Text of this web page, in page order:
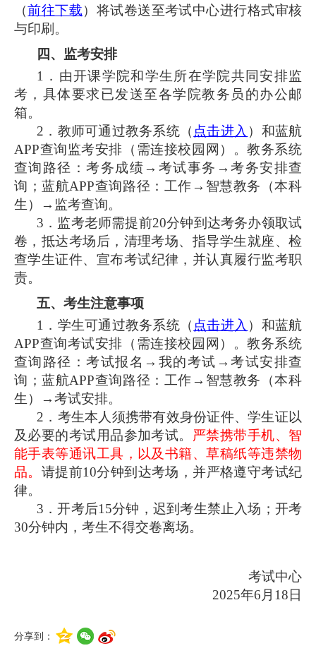
（前往下载）将试卷送至考试中心进行格式审核
与印刷。
四、监考安排
1．由开课学院和学生所在学院共同安排监
考，具体要求已发送至各学院教务员的办公邮
箱。
2．教师可通过教务系统（ 点击进入 ）和蓝航
APP查询监考安排（需连接校园网）。教务系统
查询路径：考务成绩→考试事务 → 考务安排查
询；蓝航APP查询路径： 工作→智慧教务（本科
生）
→监考查询。
3．监考老师需提前20分钟到达考务办领取试
卷，抵达考场后，清理考场、指导学生就座、检
查学生证件、 宣布考试纪律 ，并认真履行监考职
责。
五、考生注意事项
1．学生可通过教务系统（ 点击进入 ）和蓝航
APP查询考试安排（需连接校园网）。教务系统
查询路径：考试报名 → 我的考试 → 考试安排查
询；蓝航APP查询路径：工作→智慧教务（本科
生）
→考试安排。
2．考生本人须携带有效身份证件、学生证以
及必要的考试用品参加考试。
严禁携带手机、智
能手表等通讯工具，以及书籍、草稿纸等违禁物
品。 请提前10分钟到达考场，并严格遵守考试纪
律。
3．开考后15分钟，迟到考生禁止入场；开考
30分钟内，考生不得交卷离场。
考试中心
2025年6月18日
分享到：